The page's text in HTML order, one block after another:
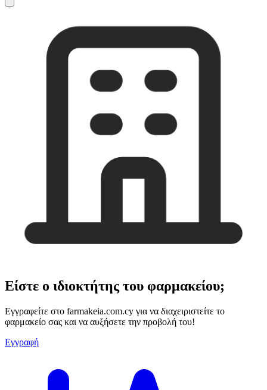
Είστε ο ιδιοκτήτης του φαρμακείου;
Εγγραφείτε στο farmakeia.com.cy για να διαχειριστείτε το
φαρμακείο σας και να αυξήσετε την προβολή του!
Εγγραφή